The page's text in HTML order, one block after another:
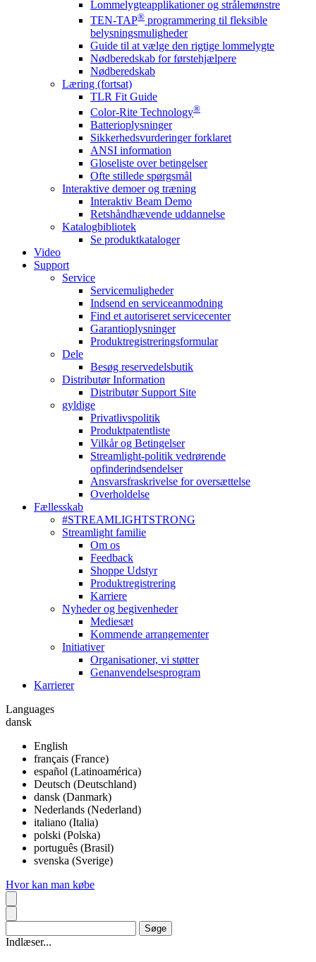
Lommelygteapplikationer og strålemønstre
TEN-TAP® programmering til fleksible
belysningsmuligheder
Guide til at vælge den rigtige lommelygte
Nødberedskab for førstehjælpere
Nødberedskab
Læring (fortsat)
TLR Fit Guide
Color-Rite Technology®
Batterioplysninger
Sikkerhedsvurderinger forklaret
ANSI information
Gloseliste over betingelser
Ofte stillede spørgsmål
Interaktive demoer og træning
Interaktiv Beam Demo
Retshåndhævende uddannelse
Katalogbibliotek
Se produktkataloger
Video
Support
Service
Servicemuligheder
Indsend en serviceanmodning
Find et autoriseret servicecenter
Garantioplysninger
Produktregistreringsformular
Dele
Besøg reservedelsbutik
Distributør Information
Distributør Support Site
gyldige
Privatlivspolitik
Produktpatentliste
Vilkår og Betingelser
Streamlight-politik vedrørende
opfinderindsendelser
Ansvarsfraskrivelse for oversættelse
Overholdelse
Fællesskab
#STREAMLIGHTSTRONG
Streamlight familie
Om os
Feedback
Shoppe Udstyr
Produktregistrering
Karriere
Nyheder og begivenheder
Mediesæt
Kommende arrangementer
Initiativer
Organisationer, vi støtter
Genanvendelsesprogram
Karrierer
Languages
dansk
English
français (France)
español (Latinoamérica)
Deutsch (Deutschland)
dansk (Danmark)
Nederlands (Nederland)
italiano (Italia)
polski (Polska)
português (Brasil)
svenska (Sverige)
Hvor kan man købe
Indlæser...